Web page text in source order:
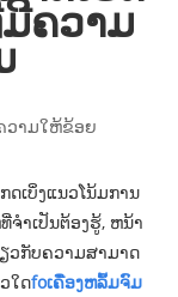
ຄວາມ
ວາມໃຫ້ຂ້ອຍ
ດເບິ່ງແນວໂນ້ມການ
າເປັນຕ້ອງຮູ້, ຫນ້າ
ວກັບຄວາມສາມາດ
ໃດfoເຄື່ອງຫລົ້ມຈົມ